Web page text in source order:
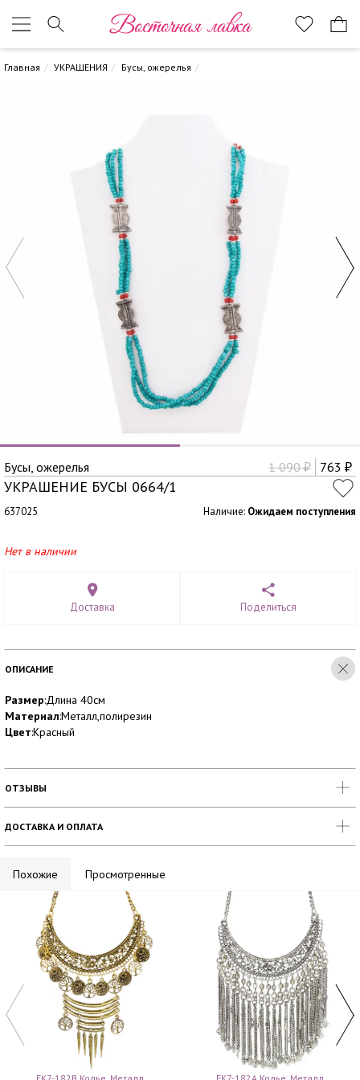
Восточная лавка
Главная УКРАШЕНИЯ Бусы, ожерелья
Бусы, ожерелья 1 090₽ 763 ₽
УКРАШЕНИЕ БУСЫ 0664/1
637025 Наличие: Ожидаем поступления
Нет в наличии
Доставка Поделиться
ОПИСАНИЕ
Размер:Длина 40см
Материал:Металл,полирезин
Цвет:Красный
ОТЗЫВЫ
ДОСТАВКА И ОПЛАТА
Похожие Просмотренные